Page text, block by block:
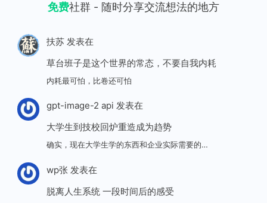
免费社群 - 随时分享交流想法的地方
扶苏发表在
草台班子是这个世界的常态，不要自我内耗
内耗最可怕，比卷还可怕
gpt-image-2 api 发表在
大学生到技校回炉重造成为趋势
确实，现在大学生学的东西和企业实际需要的…
wp张发表在
脱离人生系统 一段时间后的感受